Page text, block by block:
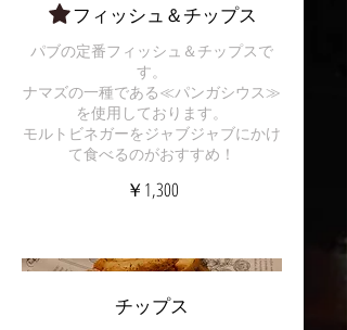
フィッシュ＆チップス
パブの定番フィッシュ＆チップスで
す。
ナマズの一種である≪パンガシウス≫
を使用しております。
モルトビネガーをジャブジャブにかけ
￥1,300
チップス